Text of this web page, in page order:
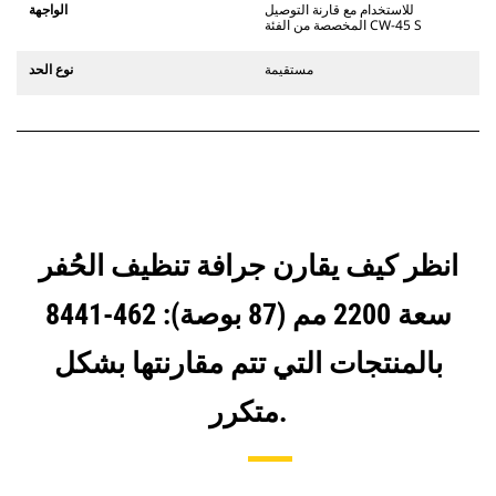
الثابتة. تتميز قارنات التوصيل المخصصة
العجلات.
الواجهة
للاستخدام مع قارنة التوصيل
المخصصة من الفئة CW-45 S
نوع الحد مستقيمة
انظر كيف يقارن جرافة تنظيف الحُفر
سعة 2200 مم (87 بوصة): 462-8441
بالمنتجات التي تتم مقارنتها بشكل
متكرر.